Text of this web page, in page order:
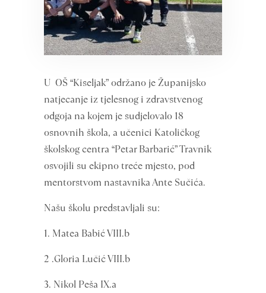
U OŠ “Kiseljak” održano je Županijsko
natjecanje iz tjelesnog i zdravstvenog
odgoja na kojem je sudjelovalo 18
osnovnih škola, a učenici Katoličkog
školskog centra “Petar Barbarić” Travnik
osvojili su ekipno treće mjesto, pod
mentorstvom nastavnika Ante Sučića.
Našu školu predstavljali su:
1. Matea Babić VIII.b
2 .Gloria Lučić VIII.b
3. Nikol Peša IX.a